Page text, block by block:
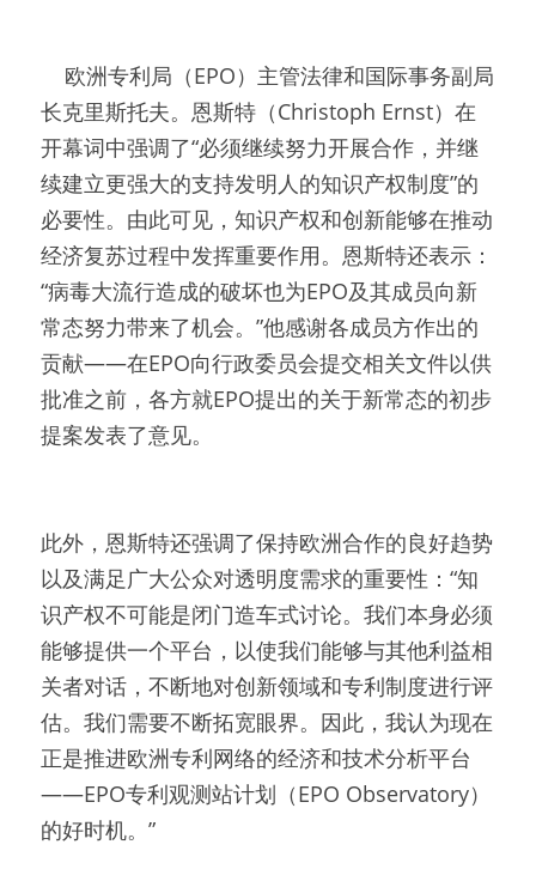
长克里斯托夫。恩斯特（Christoph Ernst）在
开幕词中强调了“必须继续努力开展合作，并继
续建立更强大的支持发明人的知识产权制度”的
必要性。由此可见，知识产权和创新能够在推动
经济复苏过程中发挥重要作用。恩斯特还表示：
“病毒大流行造成的破坏也为EPO及其成员向新
常态努力带来了机会。”他感谢各成员方作出的
贡献——在EPO向行政委员会提交相关文件以供
批准之前，各方就EPO提出的关于新常态的初步
提案发表了意见。
此外，恩斯特还强调了保持欧洲合作的良好趋势
以及满足广大公众对透明度需求的重要性：“知
识产权不可能是闭门造车式讨论。我们本身必须
能够提供一个平台，以使我们能够与其他利益相
关者对话，不断地对创新领域和专利制度进行评
估。我们需要不断拓宽眼界。因此，我认为现在
正是推进欧洲专利网络的经济和技术分析平台
——EPO专利观测站计划（EPO Observatory）
的好时机。”